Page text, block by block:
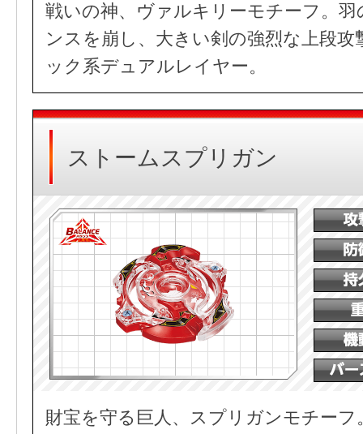
戦いの神、ヴァルキリーモチーフ。
ンスを崩し、大きい剣の強烈な上段
ック系デュアルレイヤー。
ストームスプリガン
財宝を守る巨人、スプリガンモチーフ